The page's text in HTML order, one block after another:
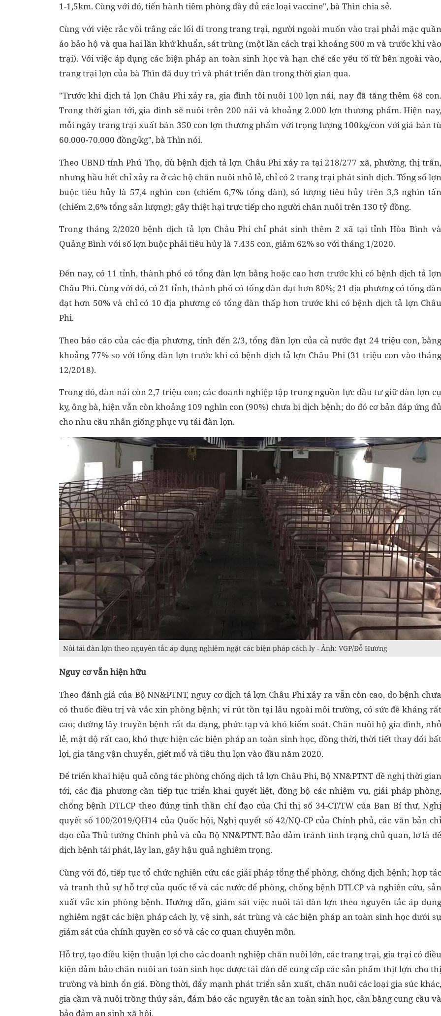
1-1,5km. Cùng với đó, tiến hành tiêm phòng đầy đủ các loại vaccine", bà Thìn chia sẻ.
Cùng với việc rắc vôi trắng các lối đi trong trang trại, người ngoài muốn vào trại phải mặc quần
áo bảo hộ và qua hai lần khử khuẩn, sát trùng (một lần cách trại khoảng 500 m và trước khi vào
trại). Với việc áp dụng các biện pháp an toàn sinh học và hạn chế các yếu tố từ bên ngoài vào,
trang trại lợn của bà Thìn đã duy trì và phát triển đàn trong thời gian qua.
"Trước khi dịch tả lợn Châu Phi xảy ra, gia đình tôi nuôi 100 lợn nái, nay đã tăng thêm 68 con.
Trong thời gian tới, gia đình sẽ nuôi trên 200 nái và khoảng 2.000 lợn thương phẩm. Hiện nay,
mỗi ngày trang trại xuất bán 350 con lợn thương phẩm với trọng lượng 100kg/con với giá bán từ
60.000-70.000 đồng/kg", bà Thìn nói.
Theo UBND tỉnh Phú Thọ, dù bệnh dịch tả lợn Châu Phi xảy ra tại 218/277 xã, phường, thị trấn,
nhưng hầu hết chỉ xảy ra ở các hộ chăn nuôi nhỏ lẻ, chỉ có 2 trang trại phát sinh dịch. Tổng số lợn
buộc tiêu hủy là 57,4 nghìn con (chiếm 6,7% tổng đàn), số lượng tiêu hủy trên 3,3 nghìn tấn
(chiếm 2,6% tổng sản lượng); gây thiệt hại trực tiếp cho người chăn nuôi trên 130 tỷ đồng.
Trong tháng 2/2020 bệnh dịch tả lợn Châu Phi chỉ phát sinh thêm 2 xã tại tỉnh Hòa Bình và
Quảng Bình với số lợn buộc phải tiêu hủy là 7.435 con, giảm 62% so với tháng 1/2020.
Đến nay, có 11 tỉnh, thành phố có tổng đàn lợn bằng hoặc cao hơn trước khi có bệnh dịch tả lợn
Châu Phi. Cùng với đó, có 21 tỉnh, thành phố có tổng đàn đạt hơn 80%; 21 địa phương có tổng đàn
đạt hơn 50% và chỉ có 10 địa phương có tổng đàn thấp hơn trước khi có bệnh dịch tả lợn Châu
Phi.
Theo báo cáo của các địa phương, tính đến 2/3, tổng đàn lợn của cả nước đạt 24 triệu con, bằng
khoảng 77% so với tổng đàn lợn trước khi có bệnh dịch tả lợn Châu Phi (31 triệu con vào tháng
12/2018).
Trong đó, đàn nái còn 2,7 triệu con; các doanh nghiệp tập trung nguồn lực đầu tư giữ đàn lợn cụ
kỵ, ông bà, hiện vẫn còn khoảng 109 nghìn con (90%) chưa bị dịch bệnh; do đó cơ bản đáp ứng đủ
cho nhu cầu nhân giống phục vụ tái đàn lợn.
Nôi tái đàn lợn theo nguyên tắc áp dụng nghiêm ngặt các biện pháp cách ly - Ảnh: VGP/Đỗ Hương
Nguy cơ vẫn hiện hữu
Theo đánh giá của Bộ NN&PTNT, nguy cơ dịch tả lợn Châu Phi xảy ra vẫn còn cao, do bệnh chưa
có thuốc điều trị và vắc xin phòng bệnh; vi rút tồn tại lâu ngoài môi trường, có sức đề kháng rất
cao; đường lây truyền bệnh rất đa dạng, phức tạp và khó kiểm soát. Chăn nuôi hộ gia đình, nhỏ
lẻ, mật độ rất cao, khó thực hiện các biện pháp an toàn sinh học, đồng thời, thời tiết thay đổi bất
lợi, gia tăng vận chuyển, giết mổ và tiêu thụ lợn vào đầu năm 2020.
Để triển khai hiệu quả công tác phòng chống dịch tả lợn Châu Phi, Bộ NN&PTNT đề nghị thời gian
tới, các địa phương cần tiếp tục triển khai quyết liệt, đồng bộ các nhiệm vụ, giải pháp phòng,
chống bệnh DTLCP theo đúng tinh thần chỉ đạo của Chỉ thị số 34-CT/TW của Ban Bí thư, Nghị
quyết số 100/2019/QH14 của Quốc hội, Nghị quyết số 42/NQ-CP của Chính phủ, các văn bản chỉ
đạo của Thủ tướng Chính phủ và của Bộ NN&PTNT. Bảo đảm tránh tình trạng chủ quan, lơ là để
dịch bệnh tái phát, lây lan, gây hậu quả nghiêm trọng.
Cùng với đó, tiếp tục tổ chức nghiên cứu các giải pháp tổng thể phòng, chống dịch bệnh; hợp tác
và tranh thủ sự hỗ trợ của quốc tế và các nước để phòng, chống bệnh DTLCP và nghiên cứu, sản
xuất vắc xin phòng bệnh. Hướng dẫn, giám sát việc nuôi tái đàn lợn theo nguyên tắc áp dụng
nghiêm ngặt các biện pháp cách ly, vệ sinh, sát trùng và các biện pháp an toàn sinh học dưới sự
giám sát của chính quyền cơ sở và các cơ quan chuyên môn.
Hỗ trợ, tạo điều kiện thuận lợi cho các doanh nghiệp chăn nuôi lớn, các trang trại, gia trại có điều
kiện đảm bảo chăn nuôi an toàn sinh học được tái đàn để cung cấp các sản phẩm thịt lợn cho thị
trường và bình ổn giá. Đồng thời, đẩy mạnh phát triển sản xuất, chăn nuôi các loại gia súc khác,
gia cầm và nuôi trồng thủy sản, đảm bảo các nguyên tắc an toàn sinh học, cân bằng cung cầu và
bảo đảm an sinh xã hội.